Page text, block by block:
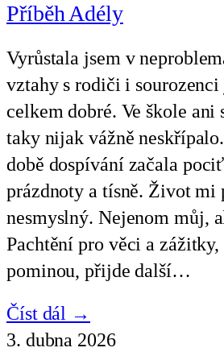
Příběh Adély
Vyrůstala jsem v
vztahy s rodiči i
celkem dobré. Ve škole ani
taky nijak vážně
době dospívání začala
prázdnoty a tísně. Život mi
nesmyslný. Nejenom můj,
Pachtění pro věci a zážitky,
pominou, přijde další…
Číst dál →
3. dubna 2026